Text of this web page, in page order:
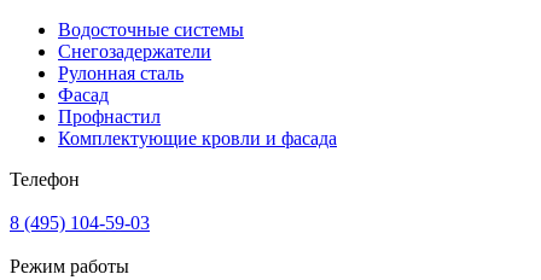
Водосточные системы
Снегозадержатели
Рулонная сталь
Фасад
Профнастил
Комплектующие кровли и фасада
Телефон
8 (495) 104-59-03
Режим работы